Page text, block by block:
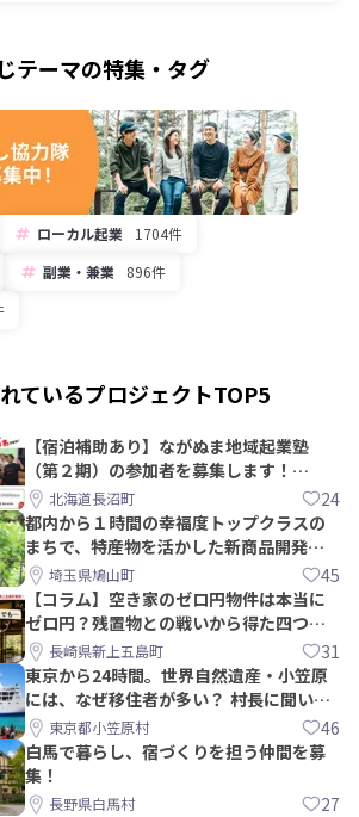
テーマの特集・タグ
ローカル起業
1704件
副業・兼業
896件
ているプロジェクトTOP5
【宿泊補助あり】ながぬま地域起業塾
（第２期）の参加者を募集します！
【8/21〆】
北海道長沼町 24
都内から１時間の幸福度トップクラスの
まちで、特産物を活かした新商品開発＆
PRメンバー募集！
埼玉県鳩山町 45
【コラム】空き家のゼロ円物件は本当に
ゼロ円？残置物との戦いから得た四つの
教訓｜新上五島町
長崎県新上五島町 31
東京から24時間。世界自然遺産・小笠原
には、なぜ移住者が多い？ 村長に聞いて
みた東京都小笠原村 46
白馬で暮らし、宿づくりを担う仲間を募
集！
長野県白馬村 27